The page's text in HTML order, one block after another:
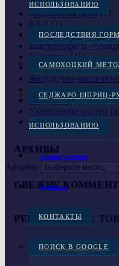
ИСПОЛЬЗОВАНИЮ
ПОСЛЕДСТВИЯ
САМОХОЦКИЙ
СЕДЖАРО ШПРИЦ-
ИСПОЛЬЗОВАНИЮ
Оплата/доставка
Контакты
КОНТАКТЫ
ПОИСК В GOOGLE
Акционная цена(1)
БАД (2)
Бактериофаги(21)
Бактериофаги
Вакцины (11)
Глазные препараты
Желудочно-
Лекарственные
Медцентр(6)
Укрепление костей
Эубиотики(4)
АРХИВЫ
Архивы
СВЕЖИЕ
РЕЙТИНГОВЫЕ